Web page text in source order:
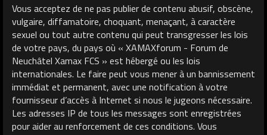
Vous acceptez de ne pas publier de contenu abusif, obscène,
vulgaire, diffamatoire, choquant, menaçant, à caractère
sexuel ou tout autre contenu qui peut transgresser les lois
de votre pays, du pays où « XAMAXforum - Forum de
Neuchâtel Xamax FCS » est hébergé ou les lois
internationales. Le faire peut vous mener à un bannissement
immédiat et permanent, avec une notification à votre
fournisseur d’accès à Internet si nous le jugeons nécessaire.
Les adresses IP de tous les messages sont enregistrées
pour aider au renforcement de ces conditions. Vous